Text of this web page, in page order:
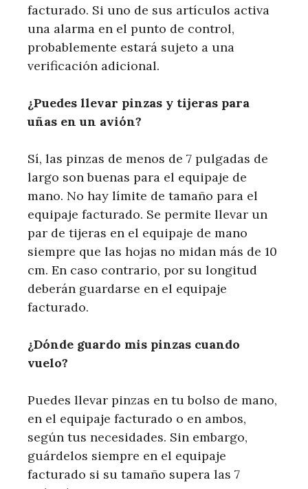
facturado. Si uno de sus artículos activa
una alarma en el punto de control,
probablemente estará sujeto a una
verificación adicional.
¿Puedes llevar pinzas y tijeras para
uñas en un avión?
Sí, las pinzas de menos de 7 pulgadas de
largo son buenas para el equipaje de
mano. No hay límite de tamaño para el
equipaje facturado. Se permite llevar un
par de tijeras en el equipaje de mano
siempre que las hojas no midan más de 10
cm. En caso contrario, por su longitud
deberán guardarse en el equipaje
facturado.
¿Dónde guardo mis pinzas cuando
vuelo?
Puedes llevar pinzas en tu bolso de mano,
en el equipaje facturado o en ambos,
según tus necesidades. Sin embargo,
guárdelos siempre en el equipaje
facturado si su tamaño supera las 7